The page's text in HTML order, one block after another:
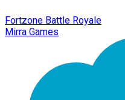
Fortzone Battle Royale
Mirra Games